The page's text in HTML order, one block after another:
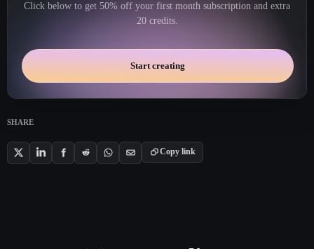
Click below to get 50% off your first month subscription and extra
20 credits.
Start creating
SHARE
Copy link